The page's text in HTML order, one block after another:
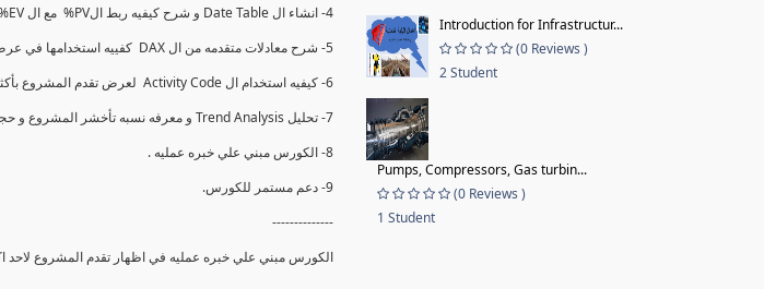
4- انشاء ال Date Table و شرح كيفيه ربط الPV% مع ال EV% .
5- شرح معادلات متقدمه من ال DAX كفييه استخدامها في عرض المؤشرات المشروع (KPIs) بشكل دقيق.
6- كيفيه استخدام ال Activity Code لعرض تقدم المشروع بأكثر من طريقه .
7- تحليل Trend Analysis و معرفه نسبه تأخشر المشروع و حجم التأخير لكل منطقه في المشروع .
8- الكورس مبني علي خبره عمليه .
9- دعم مستمر للكورس.
--------------
الكورس مبني علي خبره عمليه في اظهار تقدم المشروع لاحد
Introduction for Infrastructur...
(0 Reviews )
2 Student
Pumps, Compressors, Gas turbin...
(0 Reviews )
1 Student